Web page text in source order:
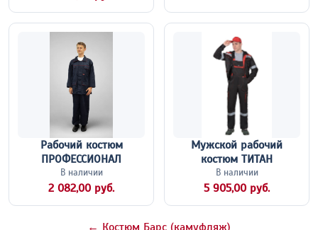
Рабочий костюм
ПРОФЕССИОНАЛ
В наличии
2 082,00 руб.
Мужской рабочий
костюм ТИТАН
В наличии
5 905,00 руб.
← Костюм Барс (камуфляж)